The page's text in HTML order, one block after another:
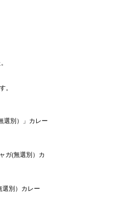
。
選別）」カレー
ガ(無選別）カ
選別）カレー